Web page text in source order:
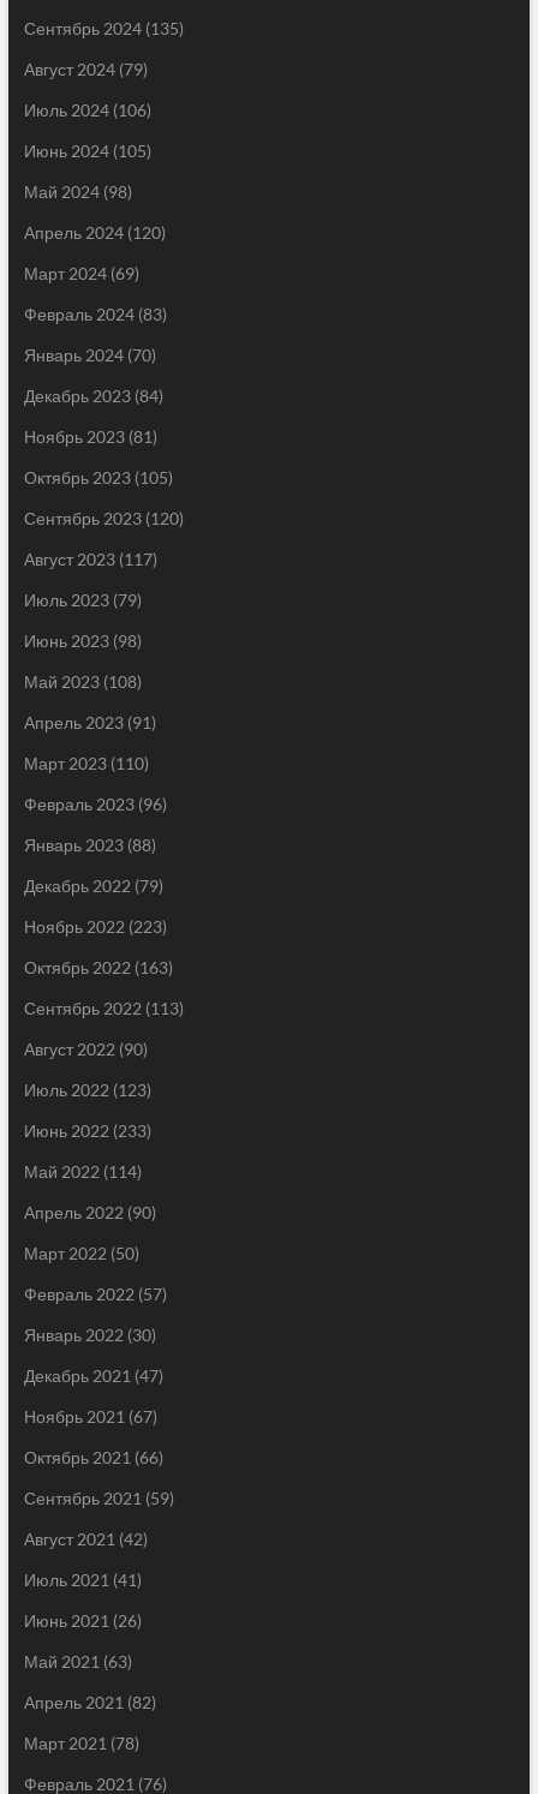
Сентябрь 2024(135)
Август 2024(79)
Июль 2024(106)
Июнь 2024(105)
Май 2024(98)
Апрель 2024(120)
Март 2024(69)
Февраль 2024(83)
Январь 2024(70)
Декабрь 2023(84)
Ноябрь 2023(81)
Октябрь 2023(105)
Сентябрь 2023(120)
Август 2023(117)
Июль 2023(79)
Июнь 2023(98)
Май 2023(108)
Апрель 2023(91)
Март 2023(110)
Февраль 2023(96)
Январь 2023(88)
Декабрь 2022 (79)
Ноябрь 2022 (223)
Октябрь 2022 (163)
Сентябрь 2022 (113)
Август 2022 (90)
Июль 2022 (123)
Июнь 2022 (233)
Май 2022 (114)
Апрель 2022 (90)
Март 2022 (50)
Февраль 2022 (57)
Январь 2022 (30)
Декабрь 2021 (47)
Ноябрь 2021 (67)
Октябрь 2021 (66)
Сентябрь 2021 (59)
Август 2021 (42)
Июль 2021 (41)
Июнь 2021 (26)
Май 2021 (63)
Апрель 2021 (82)
Март 2021 (78)
Февраль 2021 (76)